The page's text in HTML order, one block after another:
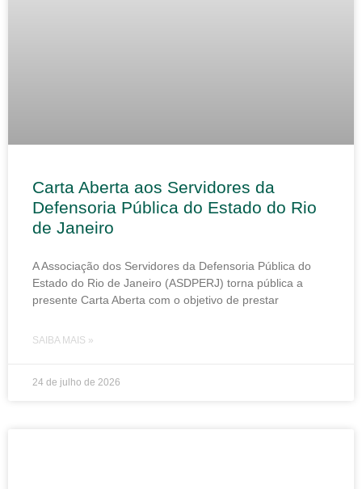
Carta Aberta aos Servidores da
Defensoria Pública do Estado do Rio
de Janeiro
A Associação dos Servidores da Defensoria Pública do
Estado do Rio de Janeiro (ASDPERJ) torna pública a
presente Carta Aberta com o objetivo de prestar
SAIBA MAIS »
24 de julho de 2026